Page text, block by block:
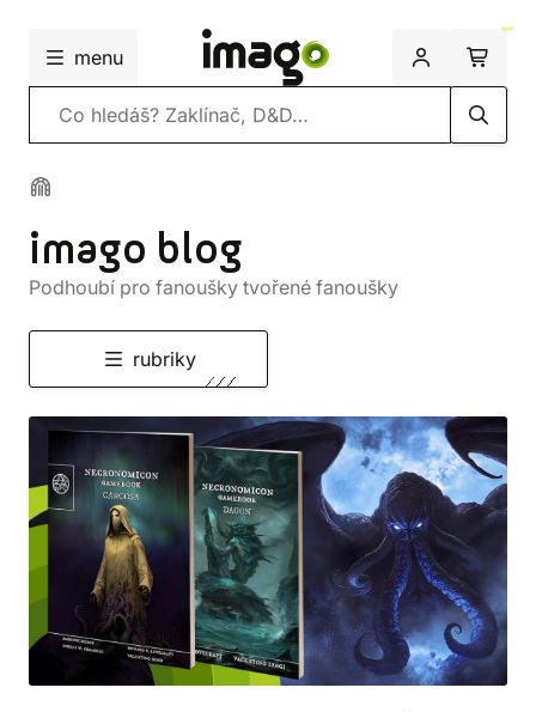
menu
Vyhledávání
imago blog
Podhoubí pro fanoušky tvořené fanoušky
rubriky